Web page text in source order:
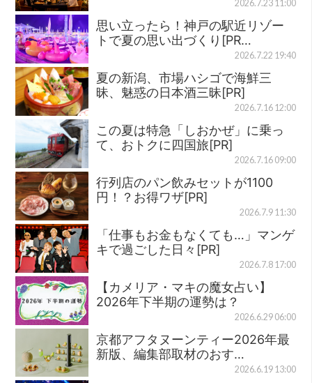
2026.7.23 11:00
思い立ったら！神戸の駅近リゾー
トで夏の思い出づくり[PR…
2026.7.22 19:40
夏の新潟、市場ハシゴで海鮮三
昧、魅惑の日本酒三昧[PR]
2026.7.16 12:00
この夏は特急「しおかぜ」に乗っ
て、おトクに四国旅[PR]
2026.7.16 09:00
行列店のパン飲みセットが1100
円！？お得ワザ[PR]
2026.7.9 11:30
「仕事もお金もなくても…」マンゲ
キで過ごした日々[PR]
2026.7.8 17:00
【カメリア・マキの魔女占い】
2026年下半期の運勢は？
2026.6.29 06:00
京都アフタヌーンティー2026年最
新版、編集部取材のおす…
2026.6.19 13:00